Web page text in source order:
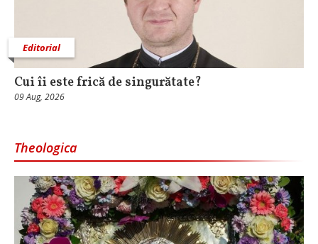
Editorial
Cui îi este frică de singurătate?
09 Aug, 2026
Theologica